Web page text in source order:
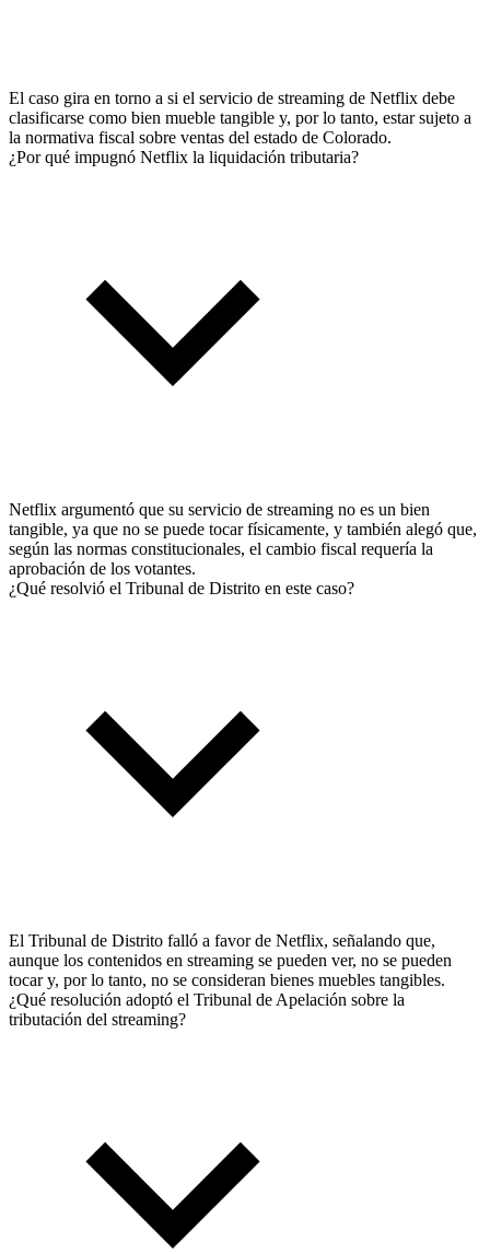
El caso gira en torno a si el servicio de streaming de Netflix debe
clasificarse como bien mueble tangible y, por lo tanto, estar sujeto a
la normativa fiscal sobre ventas del estado de Colorado.
¿Por qué impugnó Netflix la liquidación tributaria?
Netflix argumentó que su servicio de streaming no es un bien
tangible, ya que no se puede tocar físicamente, y también alegó que,
según las normas constitucionales, el cambio fiscal requería la
aprobación de los votantes.
¿Qué resolvió el Tribunal de Distrito en este caso?
El Tribunal de Distrito falló a favor de Netflix, señalando que,
aunque los contenidos en streaming se pueden ver, no se pueden
tocar y, por lo tanto, no se consideran bienes muebles tangibles.
¿Qué resolución adoptó el Tribunal de Apelación sobre la
tributación del streaming?